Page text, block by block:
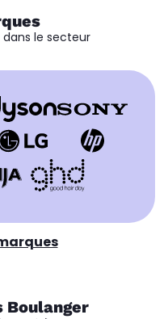
le secteur
Boulanger